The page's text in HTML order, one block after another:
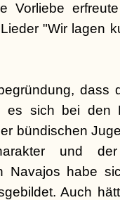
Vorliebe
"Wir lagen
dass
es sich bei den
bündischen
und der
Navajos habe
Auch